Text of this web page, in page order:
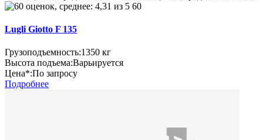
60
Lugli Giotto F 135
Грузоподъемность:1350 кг
Высота подъема:Варьируется
Цена*:По запросу
Подробнее